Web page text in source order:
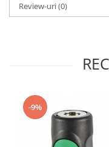
Review-uri(0)
-9%